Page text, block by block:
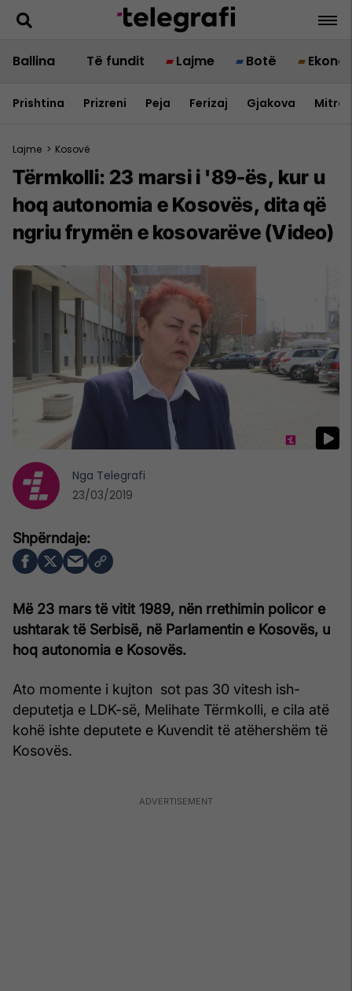
Ballina Të fundit Lajme Botë
Prishtina Prizreni Peja Ferizaj Gjakova
Lajme > Kosovë
Tërmkolli: 23 marsi i '89-ës, kur u
hoq autonomia e Kosovës, dita që
ngriu frymën e kosovarëve (Video)
Më 23 mars të vitit 1989, nën rrethimin policor e
ushtarak të Serbisë, në Parlamentin e Kosovës, u
hoq autonomia e Kosovës.
Ato momente i kujton sot pas 30 vitesh ish-
deputetja e LDK-së, Melihate Tërmkolli, e cila atë
kohë ishte deputete e Kuvendit të atëhershëm të
Kosovës.
Nga Telegrafi
23/03/2019